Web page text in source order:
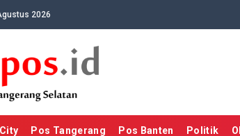
2026
Pos Tangerang Pos Banten Politik